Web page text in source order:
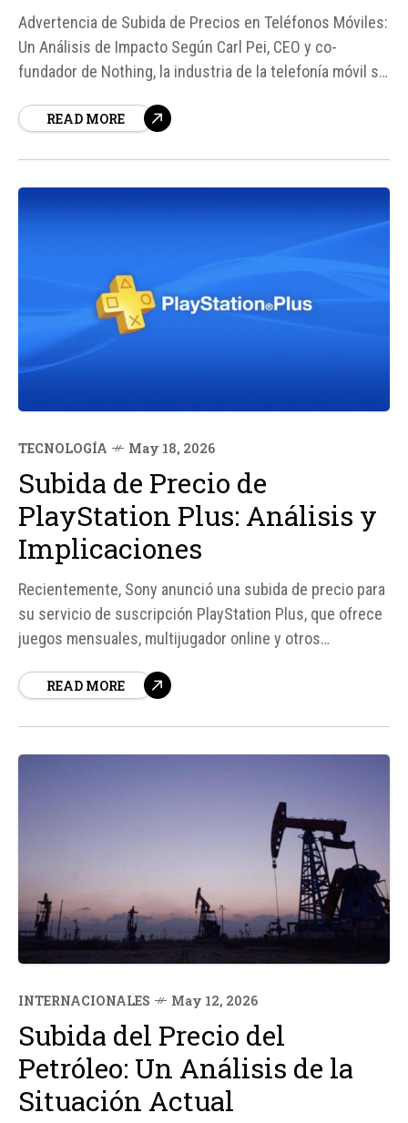
Advertencia de Subida de Precios en Teléfonos Móviles:
Un Análisis de Impacto Según Carl Pei, CEO y co-
fundador de Nothing, la industria de la telefonía móvil se
crisis de escasez de componentes. Esta situación, que
READ MORE
TECNOLOGÍA May 18, 2026
Subida de Precio de
PlayStation Plus: Análisis y
Implicaciones
Recientemente, Sony anunció una subida de precio para
su servicio de suscripción PlayStation Plus, que ofrece
juegos mensuales, multijugador online y otros
fuentes, el cambio entra en vigor mañana, martes 20 de
READ MORE
INTERNACIONALES May 12, 2026
Subida del Precio del
Petróleo: Un Análisis de la
Situación Actual